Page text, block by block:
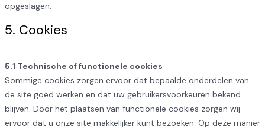
opgeslagen.
5. Cookies
5.1 Technische of functionele cookies
Sommige cookies zorgen ervoor dat bepaalde onderdelen van
de site goed werken en dat uw gebruikersvoorkeuren bekend
blijven. Door het plaatsen van functionele cookies zorgen wij
ervoor dat u onze site makkelijker kunt bezoeken. Op deze manier